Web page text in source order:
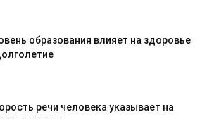
образования влияет на здоровье
речи человека указывает на